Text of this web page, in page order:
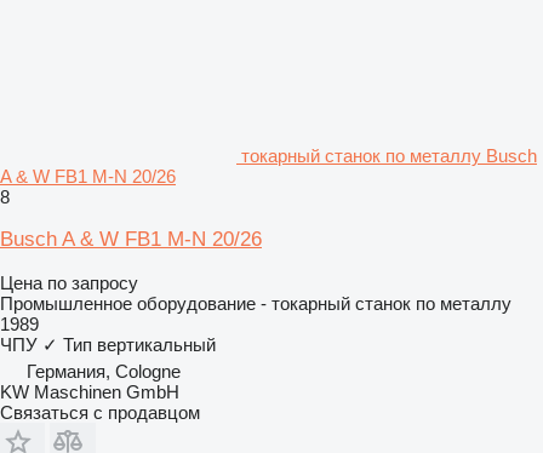
токарный станок по металлу Busch
A & W FB1 M-N 20/26
8
Busch A & W FB1 M-N 20/26
Цена по запросу
Промышленное оборудование - токарный станок по металлу
1989
ЧПУ ✓ Тип вертикальный
Германия, Cologne
KW Maschinen GmbH
Связаться с продавцом